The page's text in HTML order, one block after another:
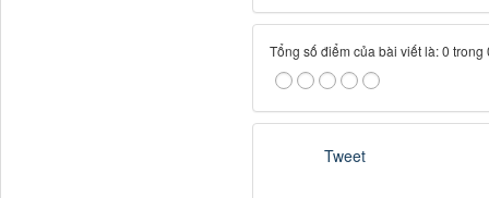
Tổng số điểm của bài viết là: 0 trong
Tweet